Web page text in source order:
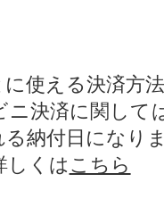
使える決済方
決済に関して
納付日になり
しくは こちら